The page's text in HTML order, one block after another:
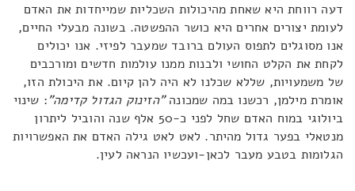
דעה רווחת היא שאחת מהיכולות השכליות שמייחדות את האדם
לעומת יצורים אחרים היא כושר ההפשטה. בשונה מבעלי החיים,
אנו מסוגלים לתפוס העולם ברובד שמעבר לפיזי. אנו יכולים
לקחת את הקלט החושי ולבנות ממנו עולמות חדשים ומורכבים
של משמעויות, שללא שכלנו לא היה להן קיום. את היכולת הזו,
אומרת מילמן, רכשנו במה שמכונה"הזינוק הגדול קדימה": שינוי
ביולוגי במוח האדם שחל לפני כ-50 אלף שנה והוביל ליתרון
מנטאלי בפער גדול מהיתר. לאט לאט גילה האדם את האפשרויות
הגלומות בטבע מעבר לכאן-ועכשיו הנראה לעין.